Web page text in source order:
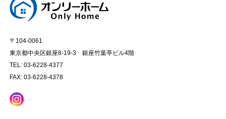
〒104-0061
東京都中央区銀座8-19-3 銀座竹葉亭ビル4階
TEL: 03-6228-4377
FAX: 03-6228-4378